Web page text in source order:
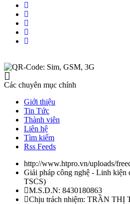
Các chuyên mục chính
Giới thiệu
Tin Tức
Thành viên
Liên hệ
Tìm kiếm
Rss Feeds
http://www.htpro.vn/uploads/
Giải pháp công nghệ - Linh kiện
TSCS)
M.S.D.N: 8430180863
Chịu trách nhiệm: TRẦN THỊ